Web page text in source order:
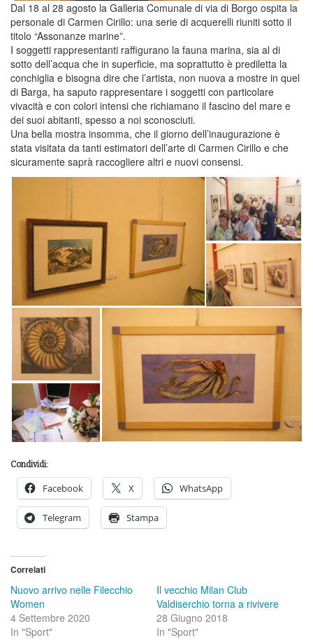
Dal 18 al 28 agosto la Galleria Comunale di via di Borgo ospita la
personale di Carmen Cirillo: una serie di acquerelli riuniti sotto il
titolo “Assonanze marine”.
I soggetti rappresentanti raffigurano la fauna marina, sia al di
sotto dell’acqua che in superficie, ma soprattutto è prediletta la
conchiglia e bisogna dire che l’artista, non nuova a mostre in quel
di Barga, ha saputo rappresentare i soggetti con particolare
vivacità e con colori intensi che richiamano il fascino del mare e
dei suoi abitanti, spesso a noi sconosciuti.
Una bella mostra insomma, che il giorno dell’inaugurazione è
stata visitata da tanti estimatori dell’arte di Carmen Cirillo e che
sicuramente saprà raccogliere altri e nuovi consensi.
Condividi:
Facebook X WhatsApp
Telegram Stampa
Correlati
Nuovo arrivo nelle Filecchio
Women
4 Settembre 2020
In "Sport"
Il vecchio Milan Club
Valdiserchio torna a rivivere
28 Giugno 2018
In "Sport"